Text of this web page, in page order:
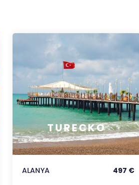
TURECKO
ALANYA 497 €